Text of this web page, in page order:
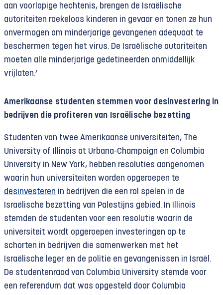
aan voorlopige hechtenis, brengen de Israëlische
autoriteiten roekeloos kinderen in gevaar en tonen ze hun
onvermogen om minderjarige gevangenen adequaat te
beschermen tegen het virus. De Israëlische autoriteiten
moeten alle minderjarige gedetineerden onmiddellijk
vrijlaten.’
Amerikaanse studenten stemmen voor desinvestering in
bedrijven die profiteren van Israëlische bezetting
Studenten van twee Amerikaanse universiteiten, The
University of Illinois at Urbana-Champaign en Columbia
University in New York, hebben resoluties aangenomen
waarin hun universiteiten worden opgeroepen te
desinvesteren in bedrijven die een rol spelen in de
Israëlische bezetting van Palestijns gebied. In Illinois
stemden de studenten voor een resolutie waarin de
universiteit wordt opgeroepen investeringen op te
schorten in bedrijven die samenwerken met het
Israëlische leger en de politie en gevangenissen in Israël.
De studentenraad van Columbia University stemde voor
een referendum dat was opgesteld door Columbia